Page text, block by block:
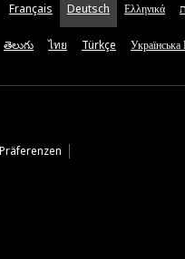
Français Deutsch Ελληνικά
తెలుగు ไทย Türkçe